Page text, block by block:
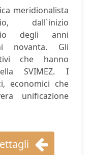
meridionalista
dall`inizio
degli anni
novanta. Gli
che hanno
SVIMEZ. I
economici che
unificazione